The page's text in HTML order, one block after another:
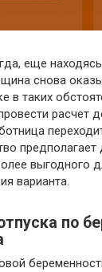
еще
снова
в таких
расчет
выгодного
варианта.
по